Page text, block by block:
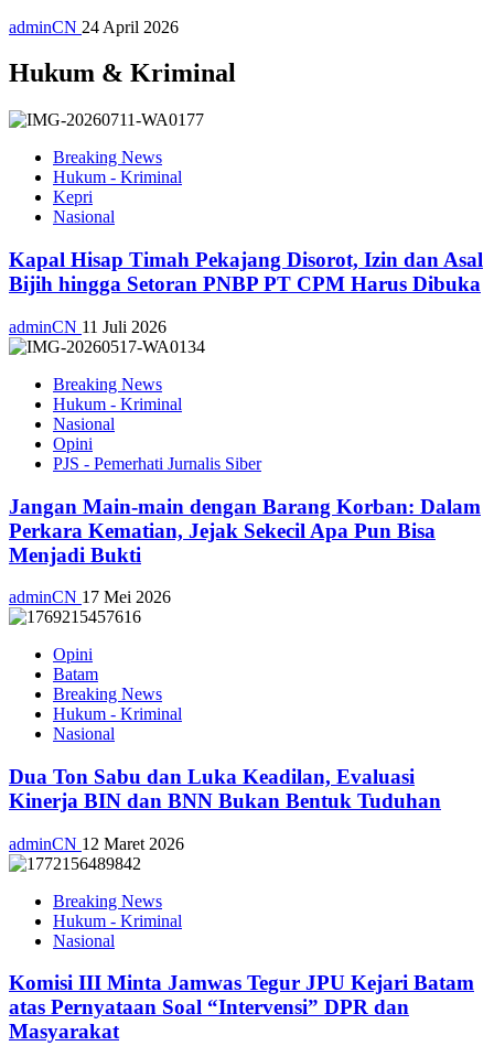
adminCN 24 April 2026
Hukum & Kriminal
Breaking News
Hukum - Kriminal
Kepri
Nasional
Kapal Hisap Timah Pekajang Disorot, Izin dan Asal
Bijih hingga Setoran PNBP PT CPM Harus Dibuka
adminCN 11 Juli 2026
Breaking News
Hukum - Kriminal
Nasional
Opini
PJS - Pemerhati Jurnalis Siber
Jangan Main-main dengan Barang Korban: Dalam
Perkara Kematian, Jejak Sekecil Apa Pun Bisa
Menjadi Bukti
adminCN 17 Mei 2026
Opini
Batam
Breaking News
Hukum - Kriminal
Nasional
Dua Ton Sabu dan Luka Keadilan, Evaluasi
Kinerja BIN dan BNN Bukan Bentuk Tuduhan
adminCN 12 Maret 2026
Breaking News
Hukum - Kriminal
Nasional
Komisi III Minta Jamwas Tegur JPU Kejari Batam
atas Pernyataan Soal “Intervensi” DPR dan
Masyarakat